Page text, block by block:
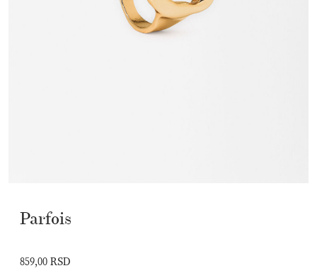
Parfois
859,00 RSD